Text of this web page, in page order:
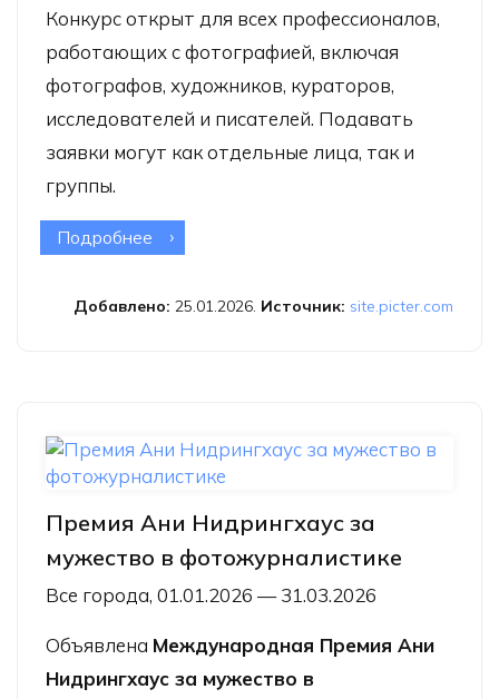
Конкурс открыт для всех профессионалов,
работающих с фотографией, включая
фотографов, художников, кураторов,
исследователей и писателей. Подавать
заявки могут как отдельные лица, так и
группы.
Подробнее о Фотоконкурс The Hasselblad
Добавлено: 25.01.2026. Источник: site.picter.com
Премия Ани Нидрингхаус за
мужество в фотожурналистике
Все города, 01.01.2026 — 31.03.2026
Объявлена Международная Премия Ани
Нидрингхаус за мужество в